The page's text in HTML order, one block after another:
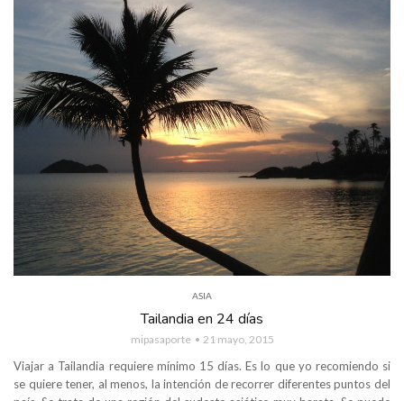
ASIA
Tailandia en 24 días
mipasaporte 21 mayo, 2015
Viajar a Tailandia requiere mínimo 15 días. Es lo que yo recomiendo si
se quiere tener, al menos, la intención de recorrer diferentes puntos del